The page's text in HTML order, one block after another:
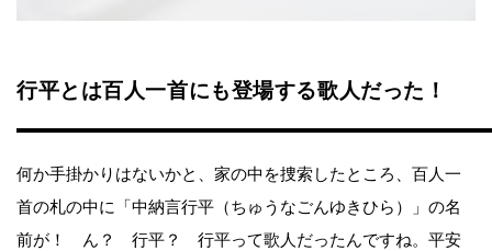
行平とは百人一首にも登場する歌人だった！
何か手掛かりはないかと、家の中を捜索したところ、百人一
首の札の中に「中納言行平（ちゅうなごんゆきひら）」の名
前が！ ん？ 行平？ 行平って歌人だったんですね。平安